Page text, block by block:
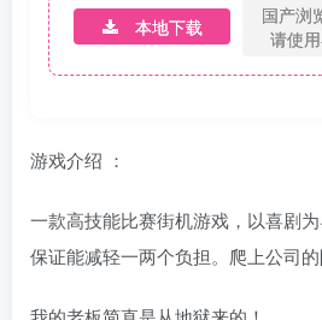
本地下载
国产浏
请使
游戏介绍 ：
一款高技能比赛街机游戏，以喜剧为
保证能减轻一两个负担。爬上公司